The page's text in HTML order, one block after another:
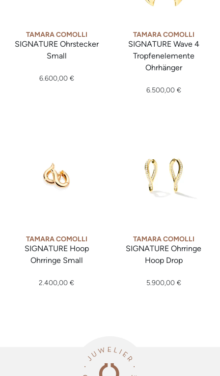
TAMARA COMOLLI
SIGNATURE Ohrstecker
Small
Tamara Comolli SIGNATURE Ohrstecker Small, Ref: E-Sig-
6.600,00 €
TAMARA COMOLLI
SIGNATURE Wave 4
Tropfenelemente
Ohrhänger
6.500,00 €
TAMARA COMOLLI
SIGNATURE Hoop
Ohrringe Small
2.400,00 €
TAMARA COMOLLI
SIGNATURE Ohrringe
Hoop Drop
5.900,00 €